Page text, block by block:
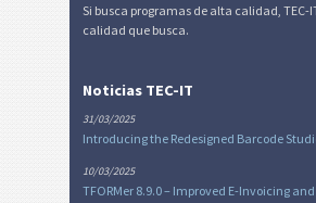
Si busca programas de alta calidad, TEC-
calidad que busca.
Noticias TEC-IT
31/03/2025
Introducing the Redesigned Barcode
10/03/2025
TFORMer 8.9.0 – Improved E-Invoicing